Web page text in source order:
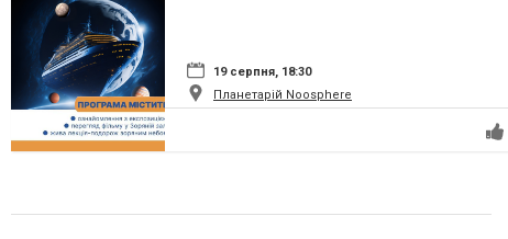
19 серпня, 18:30
Планетарій Noosphere